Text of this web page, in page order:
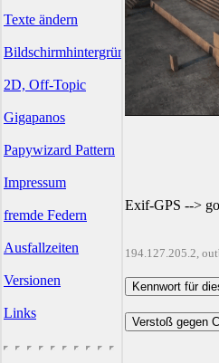
Texte ändern
Bildschirmhintergründe
2D, Off-Topic
Gigapanos
Papywizard Pattern
Impressum
fremde Federn
Ausfallzeiten
Versionen
Links
Exif-GPS -->
194.127.205.2,